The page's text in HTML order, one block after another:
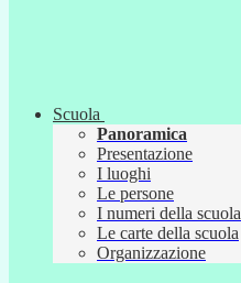
Scuola
Panoramica
Presentazione
I luoghi
Le persone
I numeri della scuola
Le carte della scuola
Organizzazione